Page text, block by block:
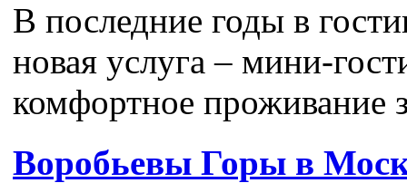
В последние годы в
новая услуга – мини-
комфортное проживание
Воробьевы Горы в